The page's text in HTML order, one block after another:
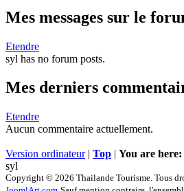
Mes messages sur le
Etendre
syl has no forum posts.
Mes derniers
Etendre
Aucun commentaire actuellement.
Version ordinateur| Top | You are here:
syl
Copyright © 2026 Thailande Tourisme. Tous